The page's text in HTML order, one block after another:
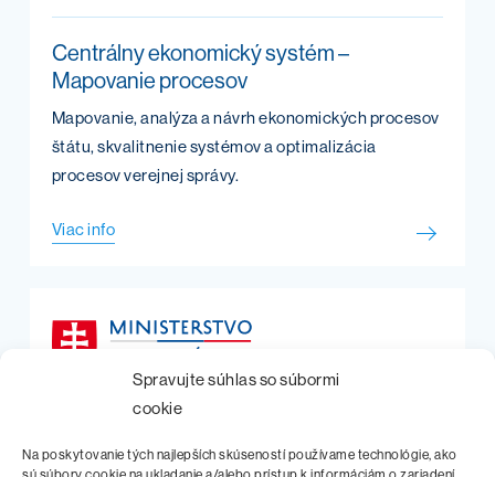
Spravujte súhlas so súbormi
cookie
Na poskytovanie tých najlepších skúseností používame technológie, ako
Centrálny ekonomický systém –
Mapovanie procesov
Mapovanie, analýza a návrh ekonomických procesov
štátu, skvalitnenie systémov a optimalizácia
procesov verejnej správy.
Viac info
Centrálny ekonomický systém –